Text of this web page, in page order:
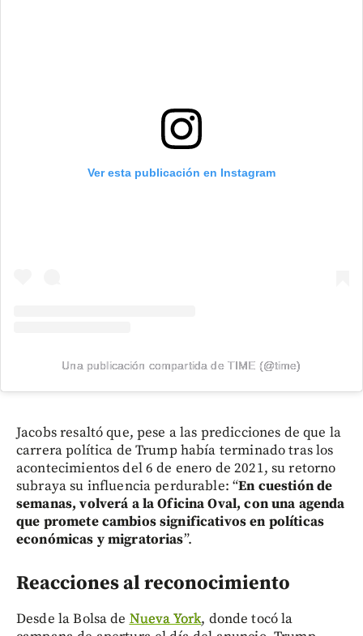
Ver esta publicación en Instagram
Una publicación compartida de TIME (@time)
Jacobs resaltó que, pese a las predicciones de que la
carrera política de Trump había terminado tras los
acontecimientos del 6 de enero de 2021, su retorno
subraya su influencia perdurable: “En cuestión de
semanas, volverá a la Oficina Oval, con una agenda
que promete cambios significativos en políticas
económicas y migratorias”.
Reacciones al reconocimiento
Desde la Bolsa de Nueva York, donde tocó la